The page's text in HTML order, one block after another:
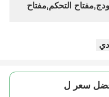
التحكم,مفتاح
سعر ل